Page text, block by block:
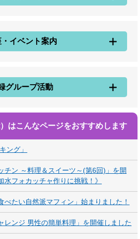
イベント案内
グループ活動
はこんなページをおすすめします
ング」
チン ～料理＆スイーツ～(第6回)」を開
水フォカッチャ作りに挑戦！》
べたい自然派マフィン」始まりました！
レンジ 男性の簡単料理」を開催しました